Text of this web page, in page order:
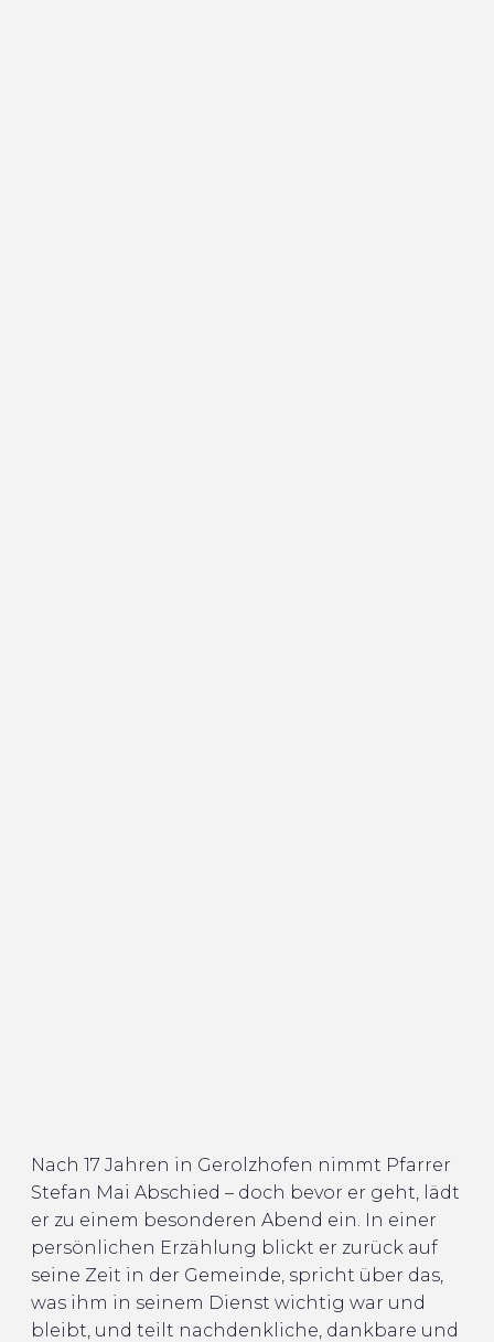
Nach 17 Jahren in Gerolzhofen nimmt Pfarrer
Stefan Mai Abschied – doch bevor er geht, lädt
er zu einem besonderen Abend ein. In einer
persönlichen Erzählung blickt er zurück auf
seine Zeit in der Gemeinde, spricht über das,
was ihm in seinem Dienst wichtig war und
bleibt, und teilt nachdenkliche, dankbare und